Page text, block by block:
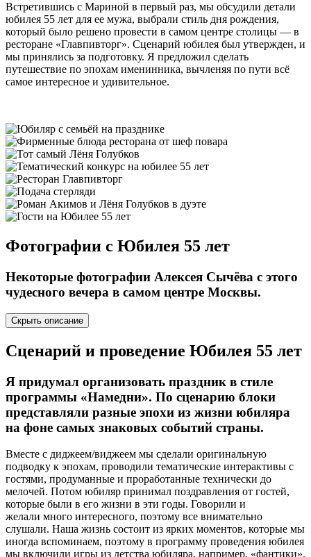
Встретившись с Мариной в первый раз, мы обсудили детали
юбилея 55 лет для ее мужа, выбрали стиль дня рождения,
который было решено провести в самом центре столицы — в
ресторане «Главпивторг». Сценарий юбилея был утвержден, и
мы принялись за подготовку. Я предложил сделать
путешествие по эпохам именинника, вычленяя по пути всё
самое интересное и удивительное.
Фотографии с Юбилея 55 лет
Некоторые фотографии Алексея Сычёва с этого
чудесного вечера в самом центре Москвы.
Скрыть описание
Сценарий и проведение Юбилея 55 лет
Я придумал организовать праздник в стиле
программы «Намедни». По сценарию блоки
представляли разные эпохи из жизни юбиляра
на фоне самых знаковых событий страны.
Вместе с диджеем/виджеем мы сделали оригинальную
подводку к эпохам, проводили тематические интерактивы с
гостями, продуманные и проработанные технически до
мелочей. Потом юбиляр принимал поздравления от гостей,
которые были в его жизни в эти годы. Говорили и
желали много интересного, поэтому все внимательно
слушали. Наша жизнь состоит из ярких моментов, которые мы
иногда вспоминаем, поэтому в программу проведения юбилея
мы включили игры из детства юбиляра, например, «фантики».